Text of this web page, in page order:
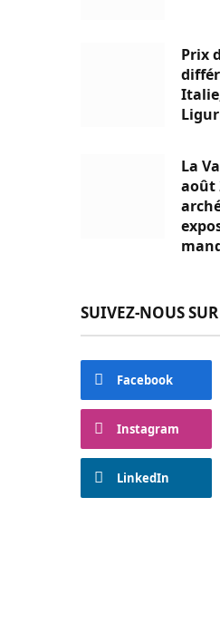
Prix
La
août
SUIVEZ-NOUS SUR
Facebook
Instagram
LinkedIn